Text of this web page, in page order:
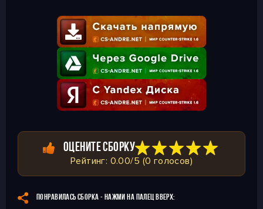
ОЦЕНИТЕ СБОРКУ
Рейтинг: 0.00/5 (0 голосов)
ПОНРАВИЛАСЬ СБОРКА - НАЖМИ НА ПАЛЕЦ ВВЕРХ: